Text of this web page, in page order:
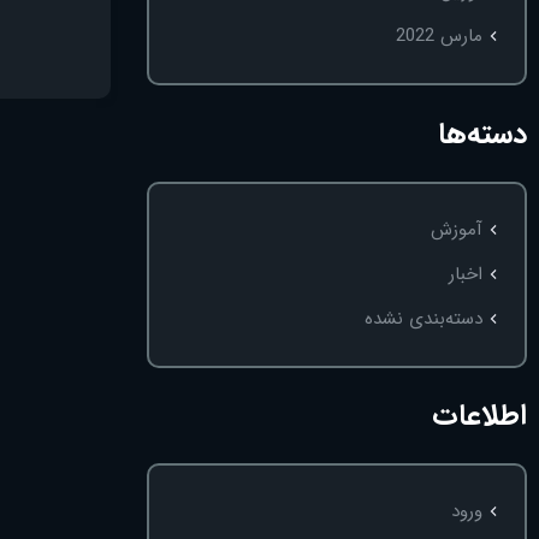
مارس 2022
دسته‌ها
آموزش
اخبار
دسته‌بندی نشده
اطلاعات
ورود